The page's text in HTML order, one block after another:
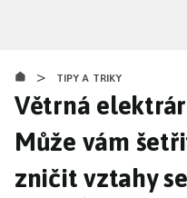
obsahu
> TIPY A TRIKY
Větrná
Může vám
zničit vztahy